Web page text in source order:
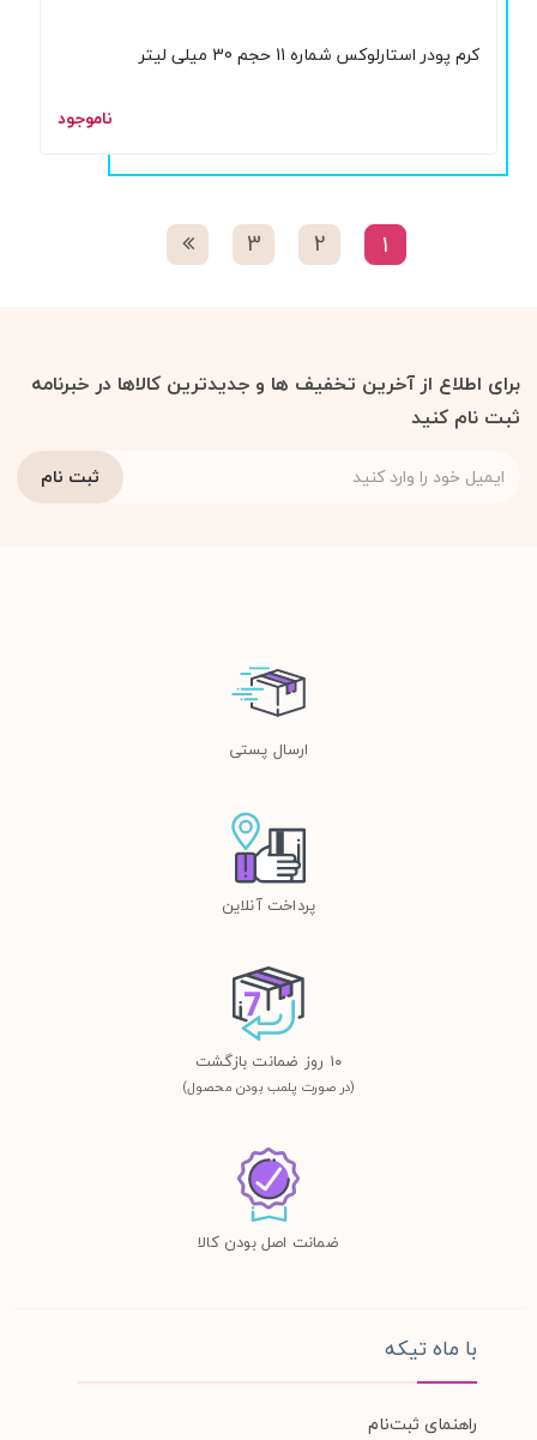
کرم پودر استارلوکس شماره 11 حجم 30 میلی لیتر
ناموجود
1
2
3
برای اطلاع از آخرین تخفیف ها و جدیدترین کالاها در خبرنامه
ثبت نام کنید
ارسال پستی
پرداخت آنلاین
١٠ روز ضمانت بازگشت
(در صورت پلمب بودن محصول)
ضمانت اصل بودن کالا
با ماه تیکه
راهنمای ثبت‌نام